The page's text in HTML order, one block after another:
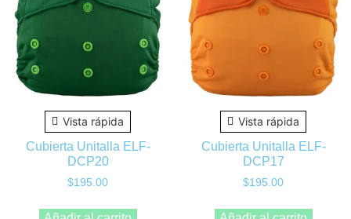
Vista rápida
Cubierta Unitalla ELF-
DCP20
$195.00
Vista rápida
Cubierta Unitalla ELF-
DCP17
$195.00